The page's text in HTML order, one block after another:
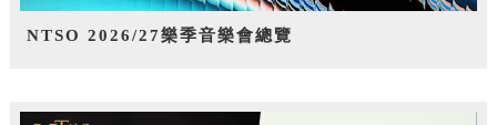
NTSO 2026/27樂季音樂會總覽